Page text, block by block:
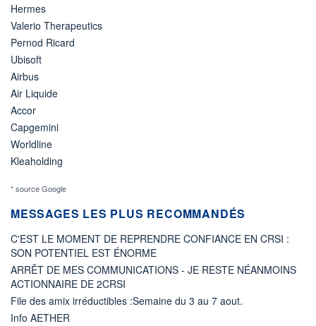
Hermes
Valerio Therapeutics
Pernod Ricard
Ubisoft
Airbus
Air Liquide
Accor
Capgemini
Worldline
Kleaholding
* source Google
MESSAGES LES PLUS RECOMMANDÉS
C'EST LE MOMENT DE REPRENDRE CONFIANCE EN CRSI :
SON POTENTIEL EST ÉNORME
ARRÊT DE MES COMMUNICATIONS - JE RESTE NÉANMOINS
ACTIONNAIRE DE 2CRSI
File des amix irréductibles :Semaine du 3 au 7 aout.
Info AETHER